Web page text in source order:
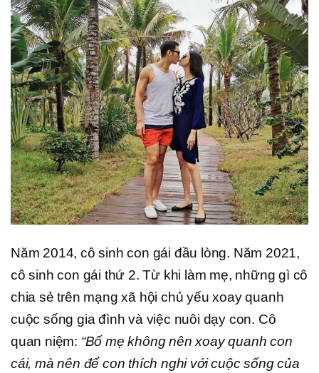
Năm 2014, cô sinh con gái đầu lòng. Năm 2021,
cô sinh con gái thứ 2. Từ khi làm mẹ, những gì cô
chia sẻ trên mạng xã hội chủ yếu xoay quanh
cuộc sống gia đình và việc nuôi dạy con. Cô
quan niệm: “Bố mẹ không nên xoay quanh con
cái, mà nên để con thích nghi với cuộc sống của